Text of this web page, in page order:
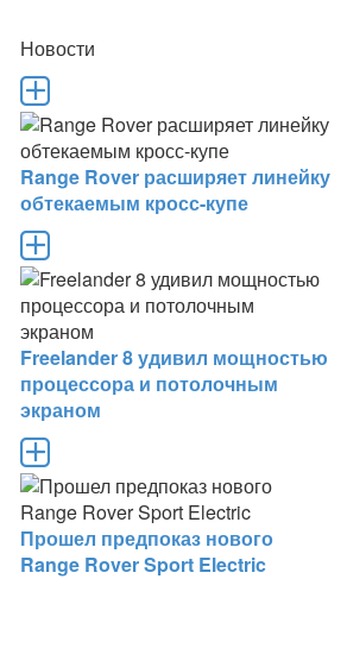
Новости
Range Rover расширяет линейку
обтекаемым кросс-купе
Freelander 8 удивил мощностью
процессора и потолочным
экраном
Прошел предпоказ нового
Range Rover Sport Electric